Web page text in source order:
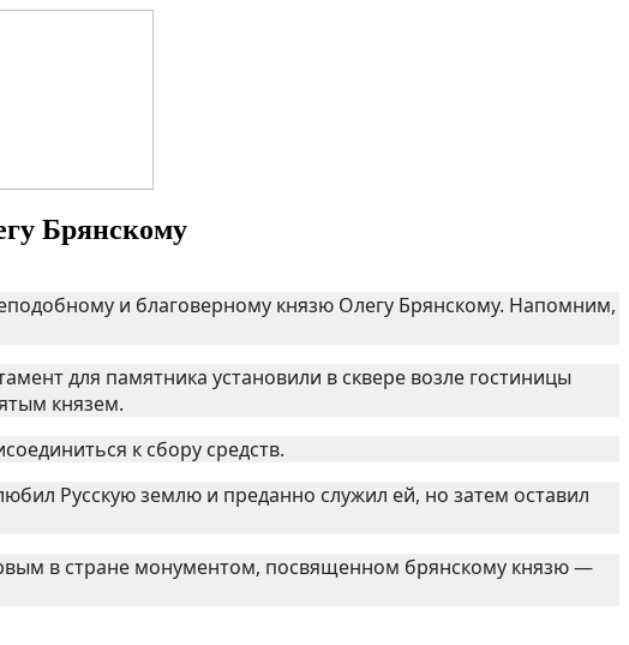
Брянскому
и благоверному князю Олегу Брянскому. Напомним,
для памятника установили в сквере возле гостиницы
князем.
к сбору средств.
Русскую землю и преданно служил ей, но затем оставил
в стране монументом, посвященном брянскому князю —